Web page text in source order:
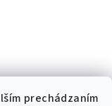
prechádzaním